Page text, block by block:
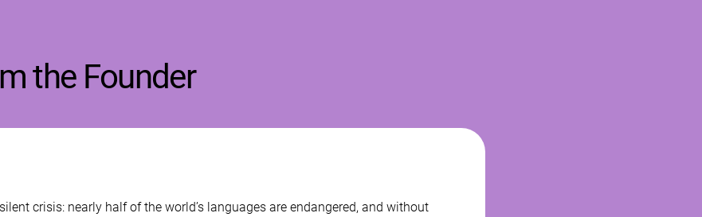
the Founder
crisis: nearly half of the world’s languages are endangered, and without